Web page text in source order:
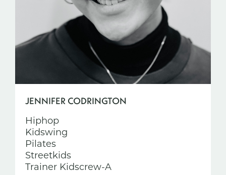
JENNIFER CODRINGTON
Hiphop
Kidswing
Pilates
Streetkids
Trainer Kidscrew-A